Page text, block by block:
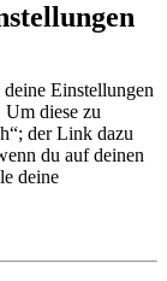
Einstellungen
Um diese zu
der Link dazu
du auf deinen
deine